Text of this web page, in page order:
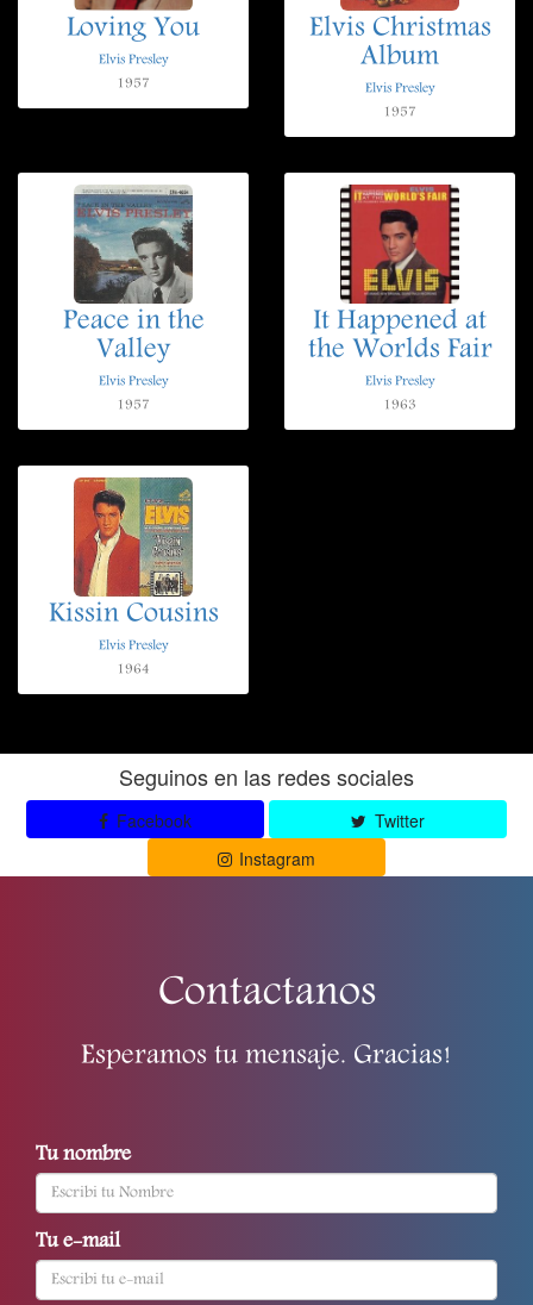
Loving You
Elvis Presley
1957
Elvis Christmas
Album
Elvis Presley
1957
Peace in the
Valley
Elvis Presley
1957
It Happened at
the Worlds Fair
Elvis Presley
1963
Kissin Cousins
Elvis Presley
1964
Seguinos en las redes sociales
Facebook
Twitter
Instagram
Contactanos
Esperamos tu mensaje. Gracias!
Tu nombre
Tu e-mail